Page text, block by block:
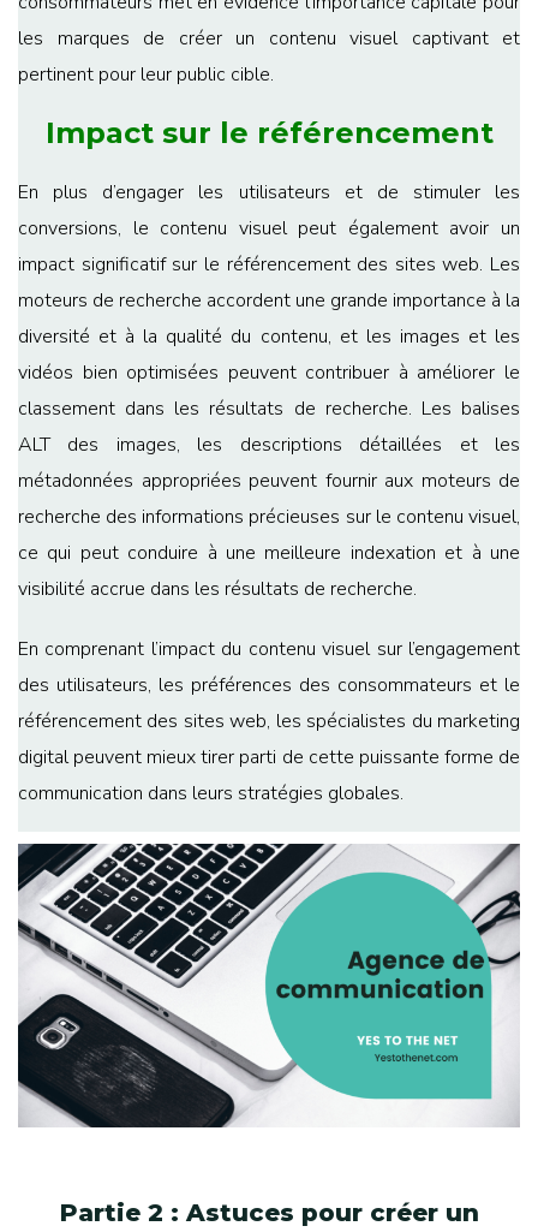
les marques de créer un contenu visuel captivant et
pertinent pour leur public cible.
Impact sur le référencement
En plus d’engager les utilisateurs et de stimuler les
conversions, le contenu visuel peut également avoir un
impact significatif sur le référencement des sites web. Les
moteurs de recherche accordent une grande importance à la
diversité et à la qualité du contenu, et les images et les
vidéos bien optimisées peuvent contribuer à améliorer le
classement dans les résultats de recherche. Les balises
ALT des images, les descriptions détaillées et les
métadonnées appropriées peuvent fournir aux moteurs de
recherche des informations précieuses sur le contenu visuel,
ce qui peut conduire à une meilleure indexation et à une
visibilité accrue dans les résultats de recherche.
En comprenant l’impact du contenu visuel sur l’engagement
des utilisateurs, les préférences des consommateurs et le
référencement des sites web, les spécialistes du marketing
digital peuvent mieux tirer parti de cette puissante forme de
communication dans leurs stratégies globales.
Partie 2 : Astuces pour créer un